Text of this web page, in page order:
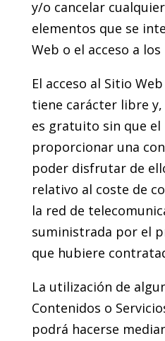
y/o cancelar
elementos que se
Web o el acceso a
El acceso al Sitio
tiene carácter libre
es gratuito sin que
proporcionar una
poder disfrutar de
relativo al coste de
la red de
suministrada por el
que hubiere
La utilización de
Contenidos o
podrá hacerse